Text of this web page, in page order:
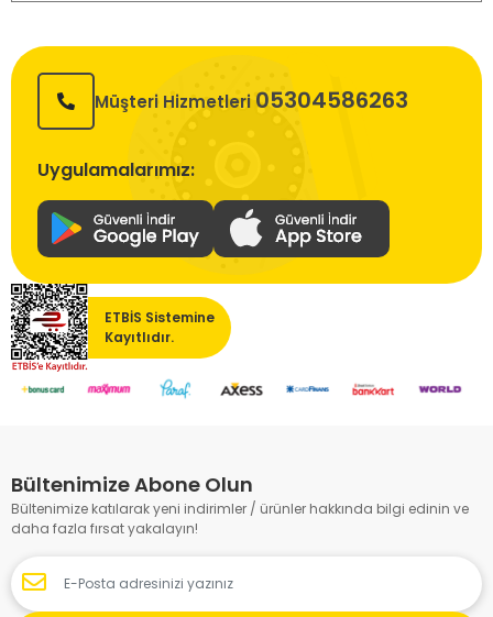
Müşteri Hizmetleri 05304586263
Uygulamalarımız:
ETBİS Sistemine
Kayıtlıdır.
Bültenimize Abone Olun
Bültenimize katılarak yeni indirimler / ürünler hakkında bilgi edinin ve
daha fazla fırsat yakalayın!